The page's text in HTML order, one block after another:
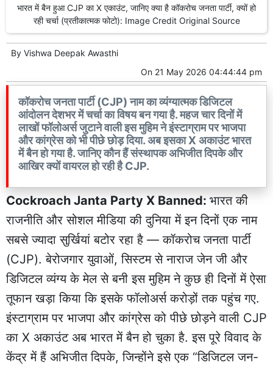
भारत में बैन हुआ CJP का X एकाउंट, जानिए क्या है कॉकरोच जनता पार्टी, क्यों हो
रही चर्चा (प्रतीकात्मक फोटो): Image Credit Original Source
By Vishwa Deepak Awasthi
On 21 May 2026 04:44:44 pm
कॉकरोच जनता पार्टी (CJP) नाम का व्यंग्यात्मक डिजिटल
आंदोलन देशभर में चर्चा का विषय बन गया है. महज चार दिनों में
लाखों फॉलोअर्स जुटाने वाली इस मुहिम ने इंस्टाग्राम पर भाजपा
और कांग्रेस को भी पीछे छोड़ दिया. अब इसका X अकाउंट भारत
में बैन हो गया है. जानिए कौन हैं संस्थापक अभिजीत दिपके और
आखिर क्यों वायरल हो रही है CJP.
Cockroach Janta Party X Banned: भारत की
राजनीति और सोशल मीडिया की दुनिया में इन दिनों एक नाम
सबसे ज्यादा सुर्खियां बटोर रहा है — कॉकरोच जनता पार्टी
(CJP). बेरोजगार युवाओं, सिस्टम से नाराज जेन जी और
डिजिटल व्यंग्य के मेल से बनी इस मुहिम ने कुछ ही दिनों में ऐसा
तूफान खड़ा किया कि इसके फॉलोअर्स करोड़ों तक पहुंच गए.
इंस्टाग्राम पर भाजपा और कांग्रेस को पीछे छोड़ने वाली CJP
का X अकाउंट अब भारत में बैन हो चुका है. इस पूरे विवाद के
केंद्र में हैं अभिजीत दिपके, जिन्होंने इसे एक “डिजिटल जन-